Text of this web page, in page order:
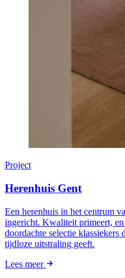
Project
Herenhuis Gent
Een herenhuis in het centrum
ingericht. Kwaliteit primeert,
doordachte selectie klassiekers
tijdloze uitstraling geeft.
Lees meer